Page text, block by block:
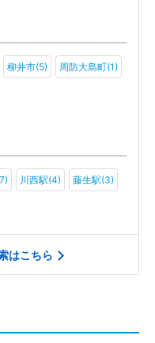
柳井市(5) 周防大島町(1)
川西駅(4) 藤生駅(3)
はこちら